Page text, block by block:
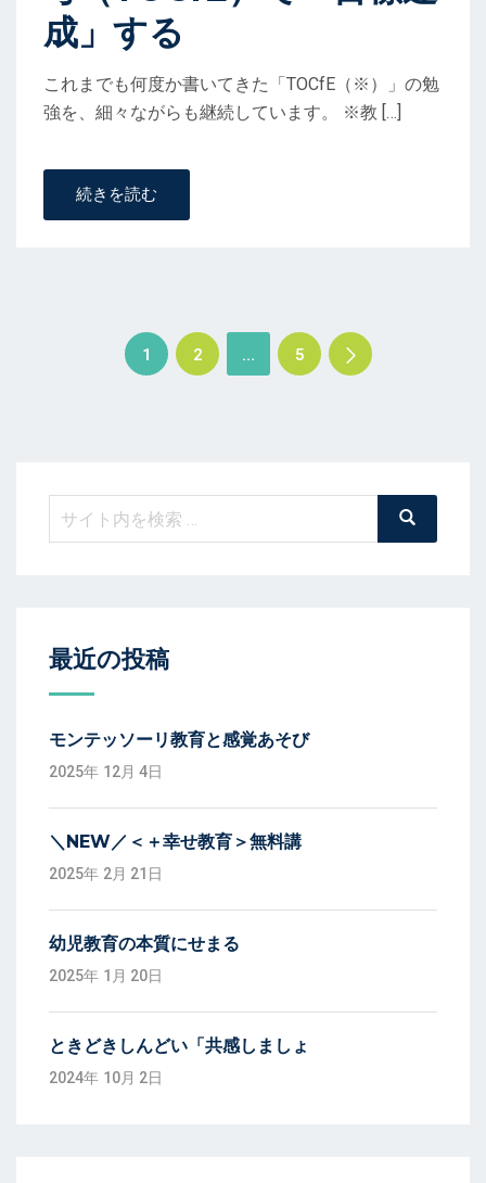
成」する
これまでも何度か書いてきた「TOCfE（※）」の勉
強を、細々ながらも継続しています。 ※教 […]
続きを読む
ビ
ゲ
ョ
ン
1 2 … 5
検
最近の投稿
モンテッソーリ教育と感覚あそび
2025年 12月 4日
＼NEW／＜＋幸せ教育＞無料講
2025年 2月 21日
幼児教育の本質にせまる
2025年 1月 20日
ときどきしんどい「共感しましょ
2024年 10月 2日